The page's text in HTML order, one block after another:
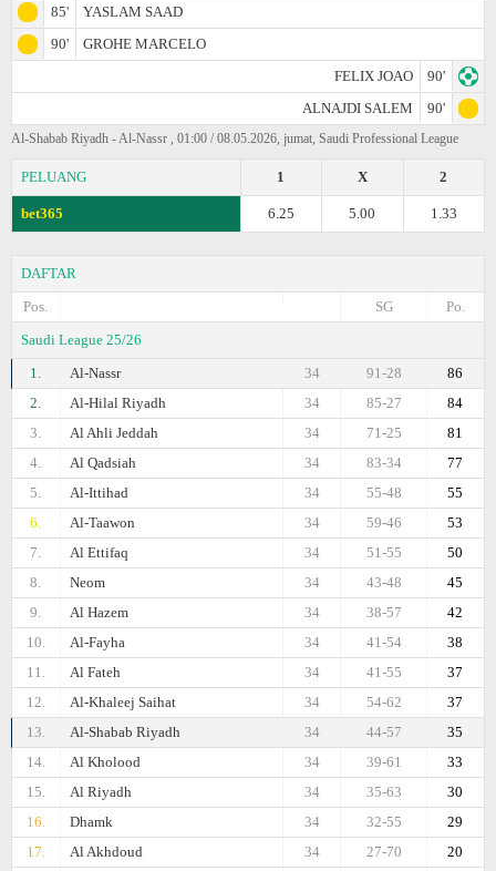
85'
YASLAM SAAD
90'
GROHE MARCELO
FELIX JOAO
90'
ALNAJDI SALEM
90'
Al-Shabab Riyadh - Al-Nassr , 01:00 / 08.05.2026, jumat, Saudi Professional League
PELUANG 2
X
1
bet365 1.33
5.00
6.25
DAFTAR
Pos.
Po.
SG
Saudi League 25/26
1.
Al-Nassr 86
91-28
34
2.
Al-Hilal Riyadh 84
85-27
34
3.
Al Ahli Jeddah 81
71-25
34
4.
Al Qadsiah 77
83-34
34
5.
Al-Ittihad 55
55-48
34
6.
Al-Taawon 53
59-46
34
7.
Al Ettifaq 50
51-55
34
8.
Neom 45
43-48
34
9.
Al Hazem 42
38-57
34
10.
Al-Fayha 38
41-54
34
11.
Al Fateh 37
41-55
34
12.
Al-Khaleej Saihat 37
54-62
34
13.
Al-Shabab Riyadh 35
44-57
34
14.
Al Kholood 33
39-61
34
15.
Al Riyadh 30
35-63
34
16.
Dhamk 29
32-55
34
17.
Al Akhdoud 20
27-70
34